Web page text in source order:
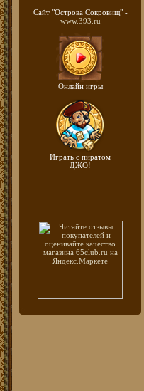
Сайт "Острова Сокровищ" -
www.393.ru
Онлайн игры
Играть с пиратом
ДЖО!